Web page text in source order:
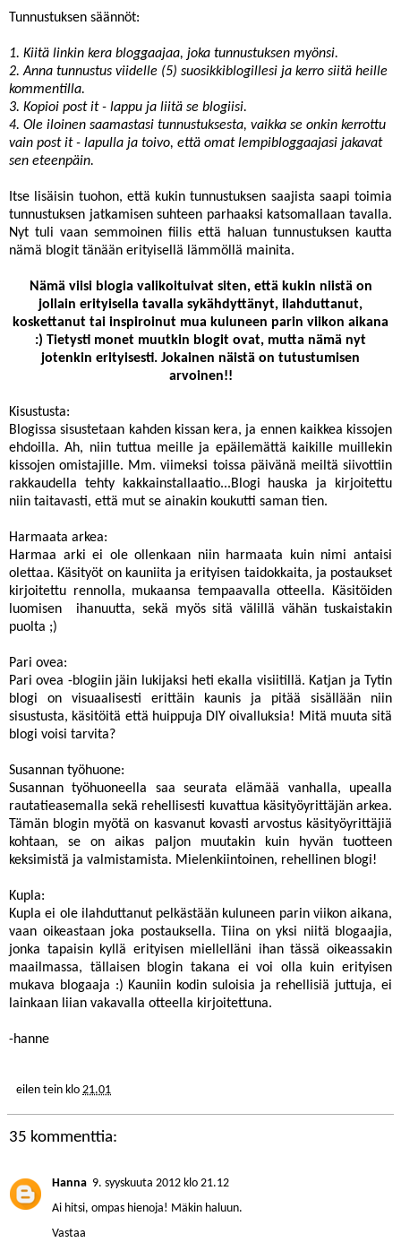
Tunnustuksen säännöt:
1. Kiitä linkin kera bloggaajaa, joka tunnustuksen myönsi.
2. Anna tunnustus viidelle (5) suosikkiblogillesi ja kerro siitä heille
kommentilla.
3. Kopioi post it - lappu ja liitä se blogiisi.
4. Ole iloinen saamastasi tunnustuksesta, vaikka se onkin kerrottu
vain post it - lapulla ja toivo, että omat lempibloggaajasi jakavat
sen eteenpäin.
Itse lisäisin tuohon, että kukin tunnustuksen saajista saapi toimia
tunnustuksen jatkamisen suhteen parhaaksi katsomallaan tavalla.
Nyt tuli vaan semmoinen fiilis että haluan tunnustuksen kautta
nämä blogit tänään erityisellä lämmöllä mainita.
Nämä viisi blogia valikoituivat siten, että kukin niistä on
jollain erityisella tavalla sykähdyttänyt, ilahduttanut,
koskettanut tai inspiroinut mua kuluneen parin viikon aikana
:) Tietysti monet muutkin blogit ovat, mutta nämä nyt
jotenkin erityisesti. Jokainen näistä on tutustumisen
arvoinen!!
Kisustusta:
Blogissa sisustetaan kahden kissan kera, ja ennen kaikkea kissojen
ehdoilla. Ah, niin tuttua meille ja epäilemättä kaikille muillekin
kissojen omistajille. Mm. viimeksi toissa päivänä meiltä siivottiin
rakkaudella tehty
kakkainstallaatio...Blogi hauska ja kirjoitettu
niin taitavasti, että mut se ainakin koukutti saman tien.
Harmaata arkea:
Harmaa arki ei ole ollenkaan niin harmaata kuin nimi antaisi
olettaa. Käsityöt on kauniita ja erityisen taidokkaita, ja postaukset
kirjoitettu rennolla, mukaansa tempaavalla otteella. Käsitöiden
luomisen ihanuutta, sekä myös sitä välillä vähän tuskaistakin
puolta ;)
Pari ovea:
Pari ovea -blogiin jäin lukijaksi heti ekalla visiitillä. Katjan ja Tytin
blogi on visuaalisesti erittäin kaunis ja pitää sisällään niin
sisustusta, käsitöitä että huippuja DIY oivalluksia! Mitä muuta sitä
blogi voisi tarvita?
Susannan työhuone:
Susannan työhuoneella saa seurata elämää vanhalla, upealla
rautatieasemalla sekä rehellisesti kuvattua käsityöyrittäjän arkea.
Tämän blogin myötä on kasvanut kovasti arvostus käsityöyrittäjiä
kohtaan, se on aikas paljon muutakin kuin hyvän tuotteen
keksimistä ja valmistamista. Mielenkiintoinen, rehellinen blogi!
Kupla:
Kupla ei ole ilahduttanut pelkästään kuluneen parin viikon aikana,
vaan oikeastaan joka postauksella. Tiina on yksi niitä blogaajia,
jonka tapaisin kyllä erityisen miellelläni ihan tässä oikeassakin
maailmassa, tällaisen blogin takana ei voi olla kuin erityisen
mukava blogaaja :) Kauniin kodin suloisia ja rehellisiä juttuja, ei
lainkaan liian vakavalla otteella kirjoitettuna.
-hanne
eilen tein klo 21.01
35 kommenttia:
Hanna 9. syyskuuta 2012 klo 21.12
Ai hitsi, ompas hienoja! Mäkin haluun.
Vastaa